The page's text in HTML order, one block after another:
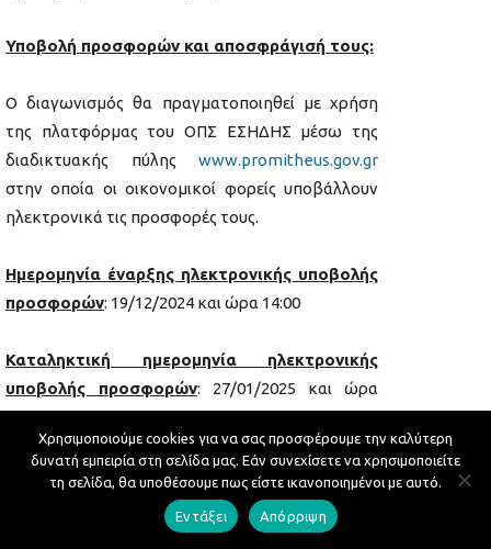
Υποβολή προσφορών και αποσφράγισή τους:
Ο διαγωνισμός θα πραγματοποιηθεί με χρήση
της πλατφόρμας του ΟΠΣ ΕΣΗΔΗΣ μέσω της
διαδικτυακής πύλης www.promitheus.gov.gr
στην οποία οι οικονομικοί φορείς υποβάλλουν
ηλεκτρονικά τις προσφορές τους.
Ημερομηνία έναρξης ηλεκτρονικής υποβολής
προσφορών: 19/12/2024 και ώρα 14:00
Καταληκτική ημερομηνία ηλεκτρονικής
υποβολής προσφορών: 27/01/2025 και ώρα
14:00
Ηλεκτρονική αποσφράγιση των προσφορών
31/01/2025 και ώρα 10:00
Χρησιμοποιούμε cookies για να σας προσφέρουμε την καλύτερη
δυνατή εμπειρία στη σελίδα μας. Εάν συνεχίσετε να χρησιμοποιείτε
τη σελίδα, θα υποθέσουμε πως είστε ικανοποιημένοι με αυτό.
Εντάξει Απόρριψη